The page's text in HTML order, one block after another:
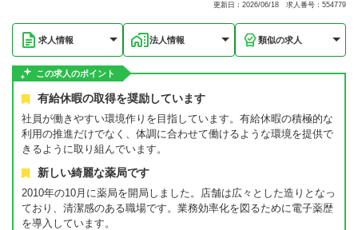
更新日：2026/06/18 求人番号：554779
求人情報 法人情報 類似の求人
この求人のポイント
有給休暇の取得を奨励しています
社員が働きやすい環境作りを目指しています。有給休暇の積極的な
利用の推進だけでなく、体調に合わせて働けるような環境を提供で
きるように取り組んでいます。
新しい綺麗な薬局です
2010年の10月に薬局を開局しました。店舗は広々とした造りとなっ
ており、清潔感のある職場です。業務効率化を図るために電子薬歴
を導入しています。